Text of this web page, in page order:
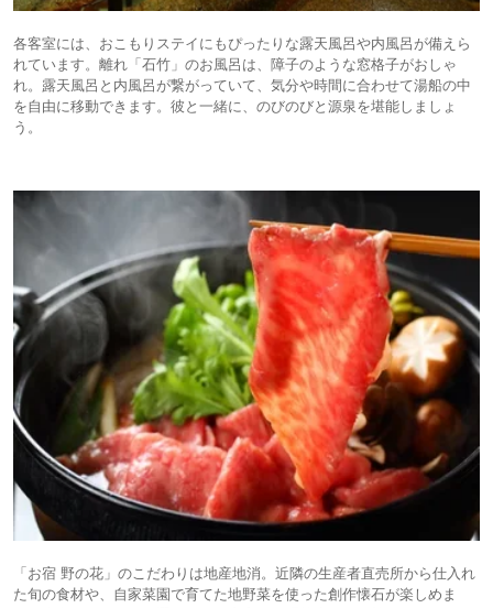
各客室には、おこもりステイにもぴったりな露天風呂や内風呂が備えら
れています。離れ「石竹」のお風呂は、障子のような窓格子がおしゃ
れ。露天風呂と内風呂が繋がっていて、気分や時間に合わせて湯船の中
を自由に移動できます。彼と一緒に、のびのびと源泉を堪能しましょ
う。
「お宿 野の花」のこだわりは地産地消。近隣の生産者直売所から仕入れ
た旬の食材や、自家菜園で育てた地野菜を使った創作懐石が楽しめま